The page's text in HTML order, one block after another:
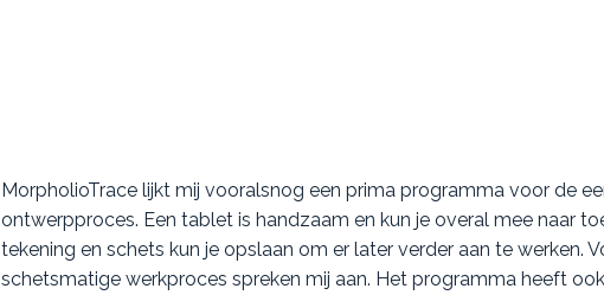
MorpholioTrace lijkt mij vooralsnog een prima programma voor de
ontwerpproces. Een tablet is handzaam en kun je overal mee naar
tekening en schets kun je opslaan om er later verder aan te werken.
schetsmatige werkproces spreken mij aan. Het programma heeft